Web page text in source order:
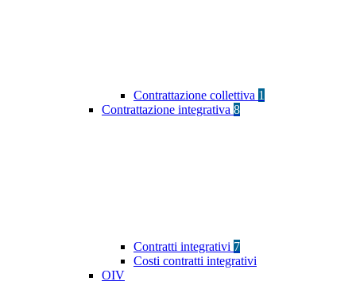
Contrattazione collettiva 1
Contrattazione integrativa 8
Contratti integrativi 7
Costi contratti integrativi
OIV